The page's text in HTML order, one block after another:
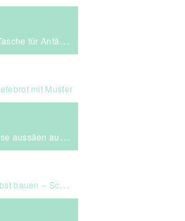
Anfängerinnen
mit Muster
aus FIMO
Anleitung & Kosten